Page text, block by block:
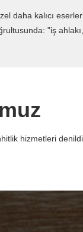
daha kalıcı
"iş
hizmetleri